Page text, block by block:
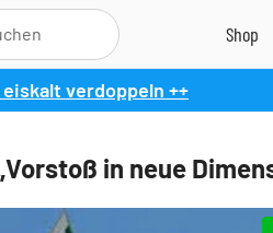
verdoppeln ++
in neue